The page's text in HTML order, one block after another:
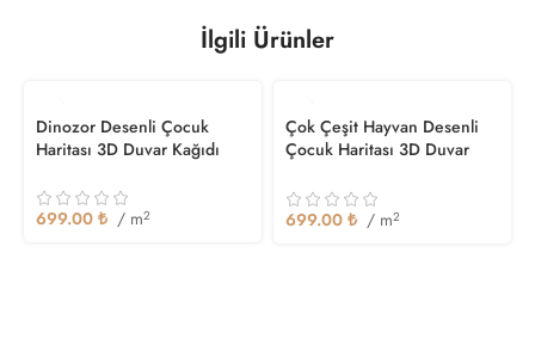
İlgili Ürünler
Dinozor Desenli Çocuk
Haritası 3D Duvar Kağıdı
699.00 ₺ / m2
Çok Çeşit Hayvan Desenli
Çocuk Haritası 3D Duvar
699.00 ₺ / m2